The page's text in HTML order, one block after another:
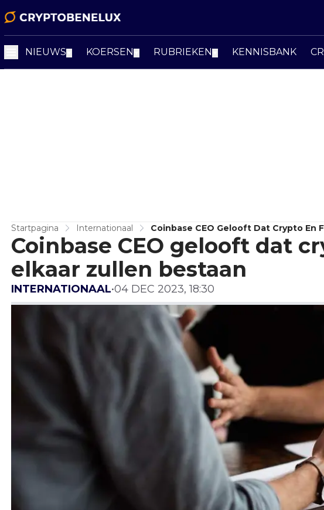
NIEUWS KOERSEN RUBRIEKEN KENNISBANK
Startpagina Internationaal Coinbase CEO Gelooft Dat Crypto En
Coinbase CEO gelooft dat
elkaar zullen bestaan
INTERNATIONAAL•04 DEC 2023, 18:30